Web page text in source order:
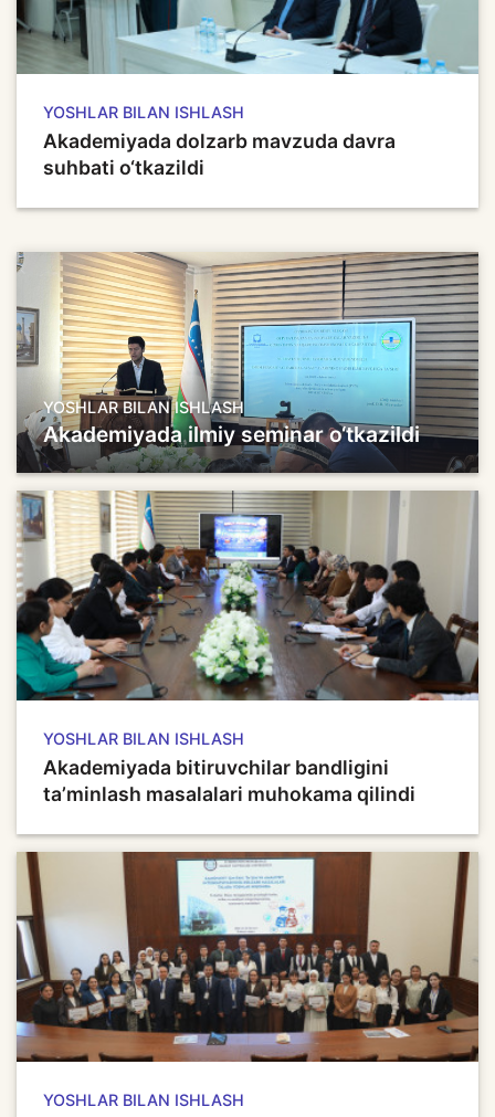
YOSHLAR BILAN ISHLASH
Akademiyada dolzarb mavzuda davra
suhbati o‘tkazildi
YOSHLAR BILAN ISHLASH
Akademiyada ilmiy seminar o‘tkazildi
YOSHLAR BILAN ISHLASH
Akademiyada bitiruvchilar bandligini
ta’minlash masalalari muhokama qilindi
YOSHLAR BILAN ISHLASH